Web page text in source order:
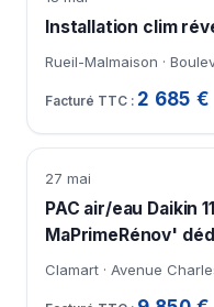
Installation clim
Rueil-Malmaison ·
2 685 €
27 mai
PAC air/eau Daikin
MaPrimeRénov'
Clamart · Avenue